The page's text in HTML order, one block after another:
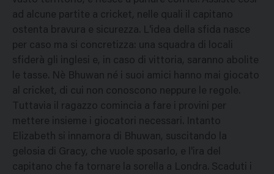
ad alcune partite a cricket, nelle quali il capitano
ostenta bravura e sicurezza. L'idea della sfida nasce
per caso ma si concretizza: una squadra di locali
sfiderà gli inglesi e, in caso di vittoria, saranno abolite
le tasse. Nè Bhuwan né i suoi amici hanno mai giocato
al cricket, di cui non conoscono neppure le regole.
Tuttavia il ragazzo comincia a fare i provini per
mettere insieme i giocatori necessari. Intanto
Elizabeth si innamora di Bhuwan, suscitando la
gelosia di Gracy, che vuole sposarlo, e l'ira del
capitano che fa tornare la sorella a Londra. Scaduti i